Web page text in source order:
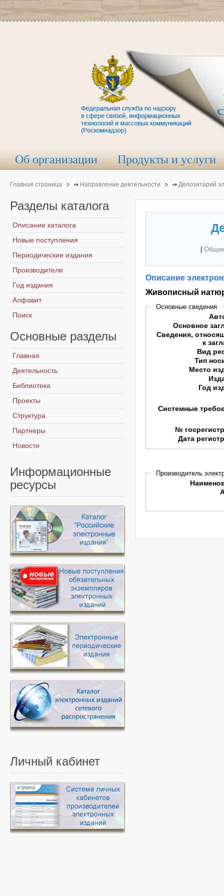
Об организации Продукты и услуги
Главная страница ⇒ Направление деятельности ⇒ Депозитарий
Описание
Живописный
Основные сведения
Основное
Сведения,
к
Вид
Тип
Место
Год
Системные
№
Дата
Производитель
Разделы каталога
Описание каталога
Новые поступления
Периодические издания
Производители
Год издания
Алфавит
Поиск
Основные разделы
Главная
Деятельность
Библиотека
Проекты
Структура
Партнеры
Новости
Информационные
ресурсы
Личный кабинет